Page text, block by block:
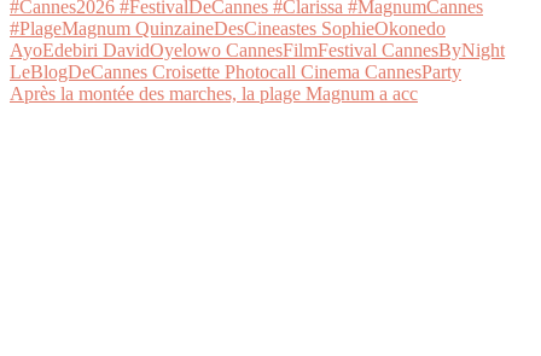
Après la montée des marches, la plage Magnum a acc